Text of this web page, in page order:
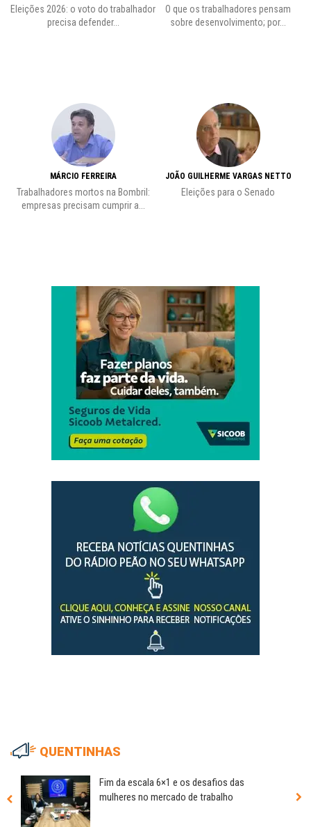
Eleições 2026: o voto do trabalhador
precisa defender...
MÁRCIO FERREIRA
Trabalhadores mortos na Bombril:
empresas precisam cumprir a...
O que os trabalhadores pensam
sobre desenvolvimento; por...
JOÃO GUILHERME VARGAS NETTO
Eleições para o Senado
QUENTINHAS
Fim da escala 6×1 e os desafios das
mulheres no mercado de trabalho